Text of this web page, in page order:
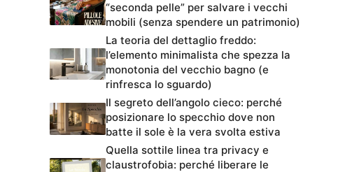
“seconda pelle” per salvare i vecchi
mobili (senza spendere un patrimonio)
La teoria del dettaglio freddo:
l’elemento minimalista che spezza la
monotonia del vecchio bagno (e
rinfresca lo sguardo)
Il segreto dell’angolo cieco: perché
posizionare lo specchio dove non
batte il sole è la vera svolta estiva
Quella sottile linea tra privacy e
claustrofobia: perché liberare le